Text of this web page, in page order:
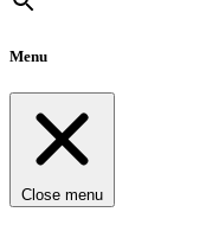
Menu
Close menu